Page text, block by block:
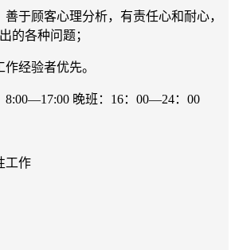
于顾客心理分析，有责任心和耐心，
的各种问题 ；
作经验者优先。
8:00—17:00 晚班： 16： 00—24： 00
工作